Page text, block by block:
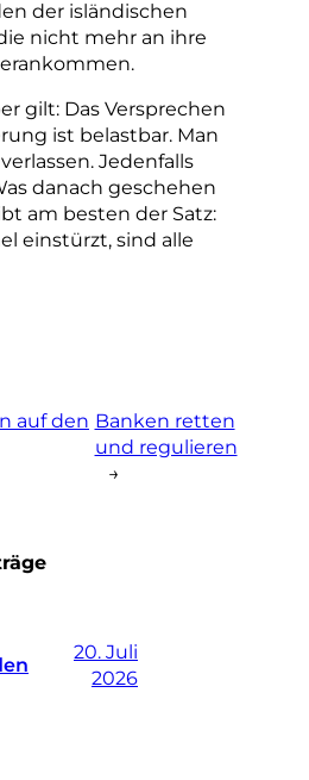
der isländischen
nicht mehr an ihre
gilt: Das Versprechen
ist belastbar. Man
Jedenfalls
danach geschehen
am besten der Satz:
einstürzt, sind alle
auf den Banken retten
und regulieren
→
20. Juli
2026